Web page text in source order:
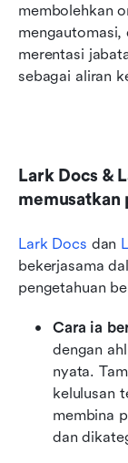
membolehkan
mengautomasi,
merentasi
sebagai aliran
Lark Docs &
memusatkan
Lark Docs dan
bekerjasama
pengetahuan
Cara ia
dengan
nyata.
kelulusan
membina
dan